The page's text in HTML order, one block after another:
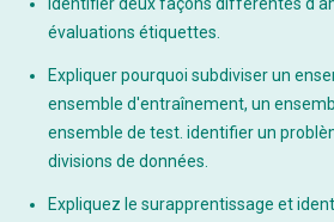
évaluations étiquettes.
Expliquer pourquoi subdiviser un
ensemble d'entraînement, un
ensemble de test. identifier un
divisions de données.
Expliquez le surapprentissage et